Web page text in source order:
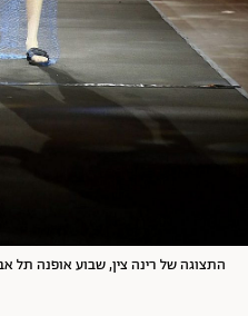
התצוגה של רינה צין, שבוע אופנה תל אביב 2020 | צילום: גיל